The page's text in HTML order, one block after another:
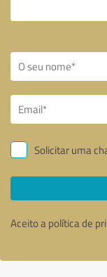
Solicitar uma
Aceito a política de